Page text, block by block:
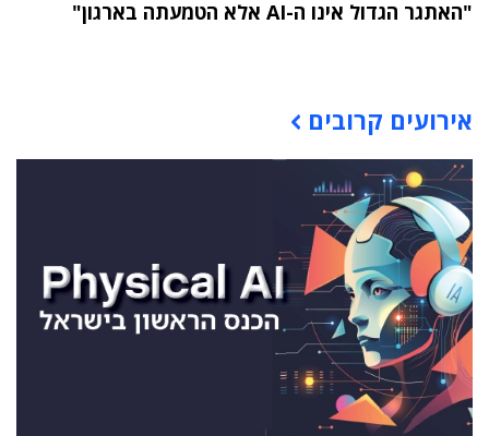
"האתגר הגדול אינו ה-AI אלא הטמעתה בארגון"
אירועים קרובים